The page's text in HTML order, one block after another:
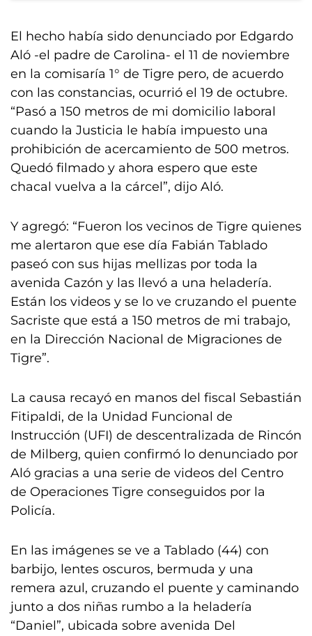
El hecho había sido denunciado por Edgardo
Aló -el padre de Carolina- el 11 de noviembre
en la comisaría 1° de Tigre pero, de acuerdo
con las constancias, ocurrió el 19 de octubre.
“Pasó a 150 metros de mi domicilio laboral
cuando la Justicia le había impuesto una
prohibición de acercamiento de 500 metros.
Quedó filmado y ahora espero que este
chacal vuelva a la cárcel”, dijo Aló.
Y agregó: “Fueron los vecinos de Tigre quienes
me alertaron que ese día Fabián Tablado
paseó con sus hijas mellizas por toda la
avenida Cazón y las llevó a una heladería.
Están los videos y se lo ve cruzando el puente
Sacriste que está a 150 metros de mi trabajo,
en la Dirección Nacional de Migraciones de
Tigre”.
La causa recayó en manos del fiscal Sebastián
Fitipaldi, de la Unidad Funcional de
Instrucción (UFI) de descentralizada de Rincón
de Milberg, quien confirmó lo denunciado por
Aló gracias a una serie de videos del Centro
de Operaciones Tigre conseguidos por la
Policía.
En las imágenes se ve a Tablado (44) con
barbijo, lentes oscuros, bermuda y una
remera azul, cruzando el puente y caminando
junto a dos niñas rumbo a la heladería
“Daniel”, ubicada sobre avenida Del